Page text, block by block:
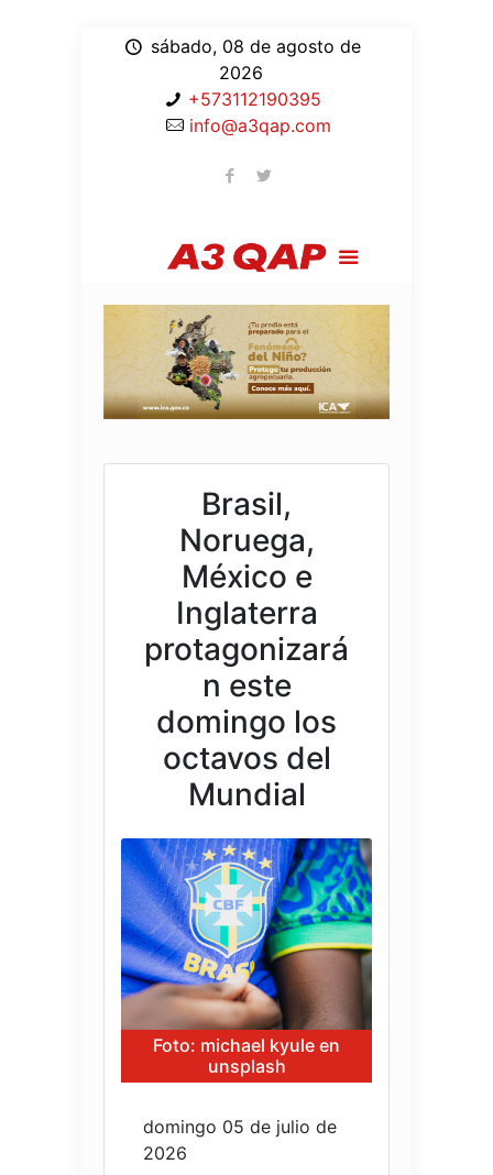
sábado, 08 de agosto de
2026
+573112190395
info@a3qap.com
Brasil,
Noruega,
México e
Inglaterra
protagonizará
n este
domingo los
octavos del
Mundial
Foto: michael kyule en
unsplash
domingo 05 de julio de
2026